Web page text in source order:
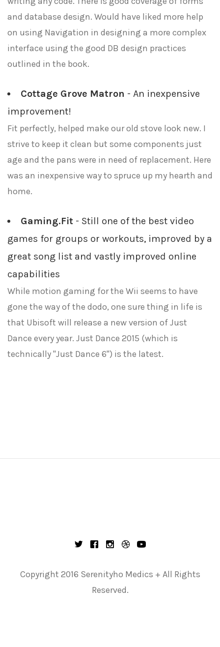
and database design. Would have liked more help
on using Navigation in designing a more complex
interface using the good DB design practices
outlined in the book.
Cottage Grove Matron - An inexpensive
improvement!
Fit perfectly, helped make our old stove look new. I
strive to keep it clean but some components just
age and the pans were in need of replacement. Here
was an inexpensive way to spruce up my hearth and
home.
Gaming.Fit - Still one of the best video
games for groups or workouts, improved by a
great song list and vastly improved online
capabilities
While motion gaming for the Wii seems to have
gone the way of the dodo, one sure thing in life is
that Ubisoft will release a new version of Just
Dance every year. Just Dance 2015 (which is
technically "Just Dance 6") is the latest.
Copyright 2016 Serenityho Medics + All Rights
Reserved.